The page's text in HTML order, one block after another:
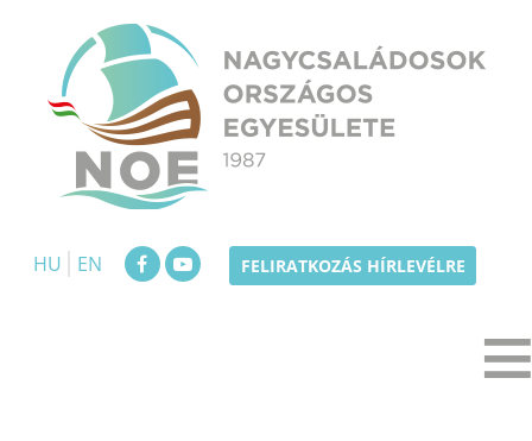
content
HU
EN FELIRATKOZÁS HÍRLEVÉLRE